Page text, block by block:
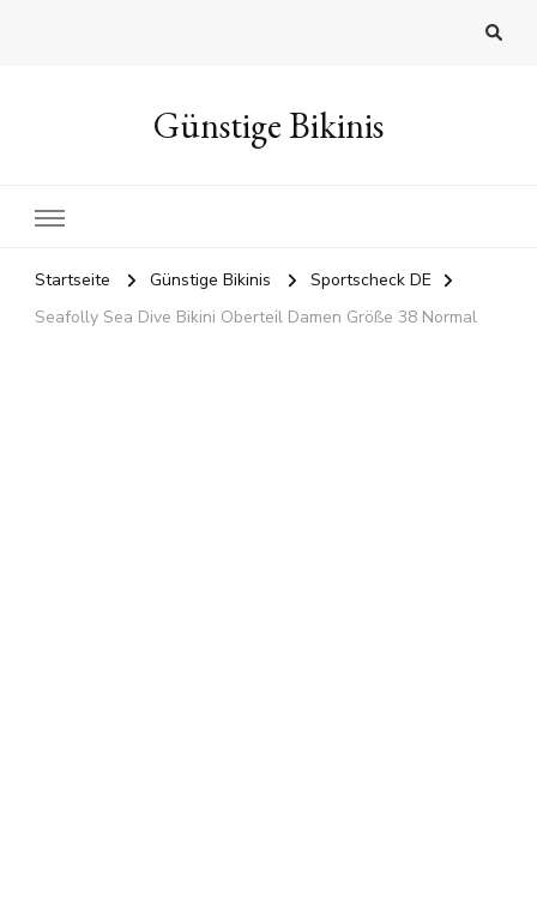
Günstige Bikinis
Startseite Günstige Bikinis
Sportscheck DE
Seafolly Sea Dive Bikini Oberteil Damen Größe 38 Normal